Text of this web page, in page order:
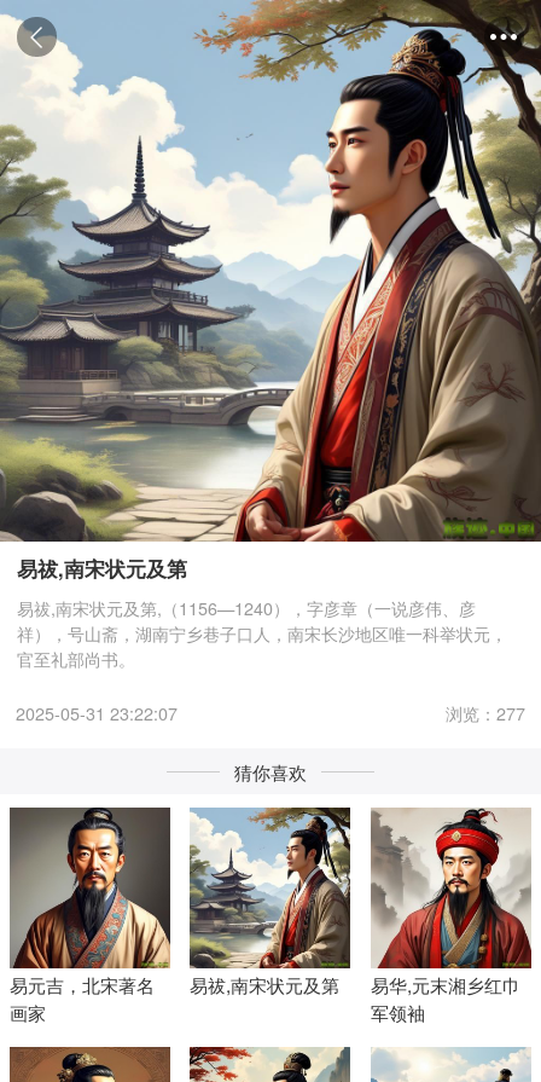
易祓,南宋状元及第
易祓,南宋状元及第,（1156—1240），字彦章（一说彦伟、彦
祥），号山斋，湖南宁乡巷子口人，南宋长沙地区唯一科举状元，
官至礼部尚书。
2025-05-31 23:22:07 浏览：277
猜你喜欢
易元吉‌，北宋著名
画家
易祓,南宋状元及第
易华‌,元末湘乡红巾
军领袖